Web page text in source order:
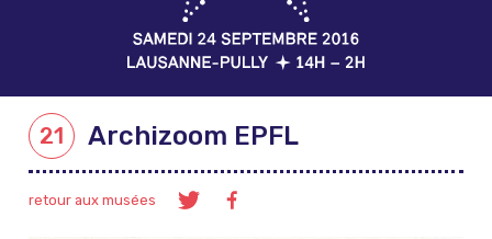
21 Archizoom EPFL
retour aux musées